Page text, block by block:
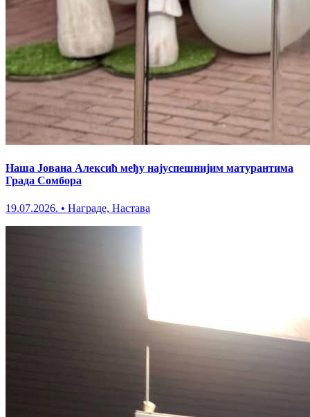
Наша Јована Алексић међу најуспешнијим матурантима
Града Сомбора
19.07.2026. • Награде, Настава